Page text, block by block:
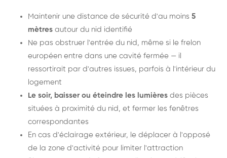
Maintenir une distance de sécurité d'au moins 5
mètres autour du nid identifié
Ne pas obstruer l'entrée du nid, même si le frelon
européen entre dans une cavité fermée — il
ressortirait par d'autres issues, parfois à l'intérieur du
logement
Le soir, baisser ou éteindre les lumières des pièces
situées à proximité du nid, et fermer les fenêtres
correspondantes
En cas d'éclairage extérieur, le déplacer à l'opposé
de la zone d'activité pour limiter l'attraction